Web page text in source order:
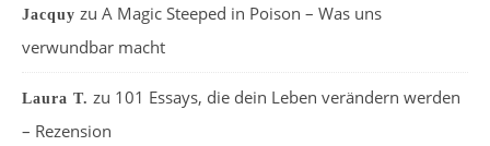
Jacquy zu A Magic Steeped in Poison – Was uns
verwundbar macht
Laura T. zu 101 Essays, die dein Leben verändern werden
– Rezension